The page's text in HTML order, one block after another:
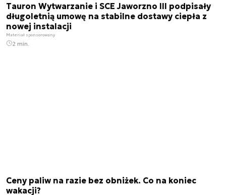
Tauron Wytwarzanie i SCE Jaworzno III podpisały
długoletnią umowę na stabilne dostawy ciepła z
nowej instalacji
Materiał sponsorowany
2 min.
Ceny paliw na razie bez obniżek. Co na koniec
wakacji?